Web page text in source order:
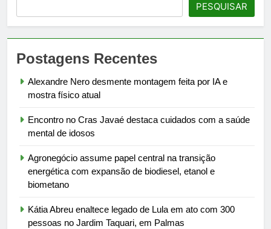
PESQUISAR
Postagens Recentes
Alexandre Nero desmente montagem feita por IA e
mostra físico atual
Encontro no Cras Javaé destaca cuidados com a saúde
mental de idosos
Agronegócio assume papel central na transição
energética com expansão de biodiesel, etanol e
biometano
Kátia Abreu enaltece legado de Lula em ato com 300
pessoas no Jardim Taquari, em Palmas